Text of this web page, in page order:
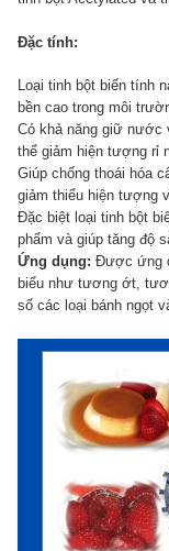
Đặc tính:
Loại tinh bột biến tính
bền cao trong môi
Có khả năng giữ nước
thể giảm hiện tượng rỉ
Giúp chống thoái hóa
giảm thiểu hiện tượng
Đặc biệt loại tinh bột
phẩm và giúp tăng độ
Ứng dụng: Được ứng
biểu như tương ớt,
số các loại bánh ngọt